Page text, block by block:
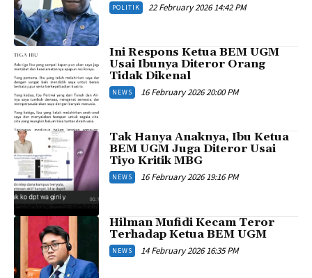
POLITIK 22 February 2026 14:42 PM
Ini Respons Ketua BEM UGM
Usai Ibunya Diteror Orang
Tidak Dikenal
NEWS 16 February 2026 20:00 PM
Tak Hanya Anaknya, Ibu Ketua
BEM UGM Juga Diteror Usai
Tiyo Kritik MBG
NEWS 16 February 2026 19:16 PM
Hilman Mufidi Kecam Teror
Terhadap Ketua BEM UGM
NEWS 14 February 2026 16:35 PM